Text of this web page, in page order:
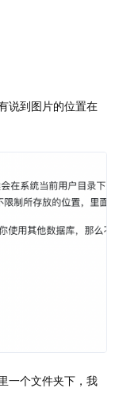
说到图片的位置在
一个文件夹下，我